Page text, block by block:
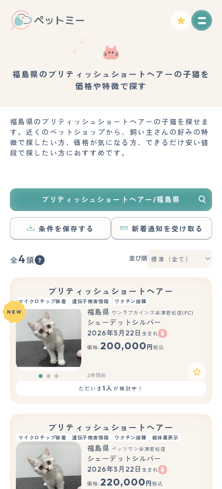
福島県のブリティッシュショートヘアーの子猫を
価格や特徴で探す
福島県のブリティッシュショートヘアーの子猫を探せま
す。近くのペットショップから、飼い主さんの好みの特
徴で探したい方、価格が気になる方、できるだけ安い値
段で探したい方におすすめです。
ブリティッシュショートヘアー/福島県
条件を保存する 新着通知を受け取る
全4 頭 並び順
ブリティッシュショートヘアー
マイクロチップ装着 遺伝子検査情報 ワクチン接種
もっと見る
NEW 福島県 ワンラブカインズ会津若松店(FC)
シェーデットシルバー
2026年5月22日 生まれ
価格: 200,000 円 税込
2時間前
ただいま1人 が検討中！
ブリティッシュショートヘアー
マイクロチップ装着 遺伝子検査情報 ワクチン接種 親体重表示
もっと見る
福島県 ペッツワン会津若松店
シェーデットシルバー
2026年5月22日 生まれ
価格: 220,000 円 税込